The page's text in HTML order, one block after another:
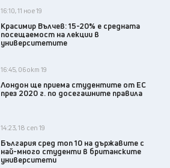
16:10, 11 ное 19
Красимир Вълчев: 15-20% е средната
посещаемост на лекции в
университетите
16:45, 06 окт 19
Лондон ще приема студентите от ЕС
през 2020 г. по досегашните правила
14:23, 18 сеп 19
България сред топ 10 на държавите с
най-много студенти в британските
университети